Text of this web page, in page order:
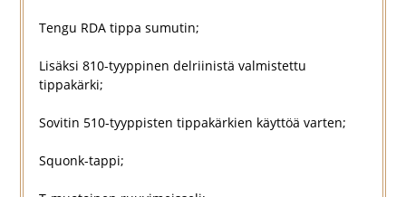
Tengu RDA tippa sumutin;
Lisäksi 810-tyyppinen delriinistä valmistettu
tippakärki;
Sovitin 510-tyyppisten tippakärkien käyttöä varten;
Squonk-tappi;